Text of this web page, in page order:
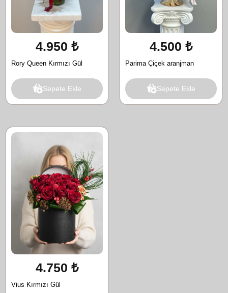
4.950 ₺
Rory Queen Kırmızı Gül
Sepete Ekle
4.500 ₺
Parima Çiçek aranjman
Sepete Ekle
4.750 ₺
Vius Kırmızı Gül